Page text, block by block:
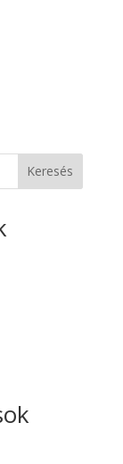
Keresés